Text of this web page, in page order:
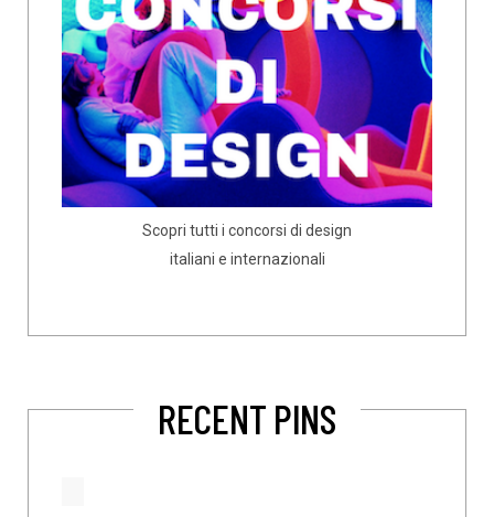
Scopri tutti i concorsi di design
italiani e internazionali
RECENT PINS